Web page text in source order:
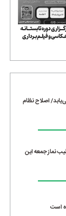
اصلاح نظام
نماز جمعه این
است